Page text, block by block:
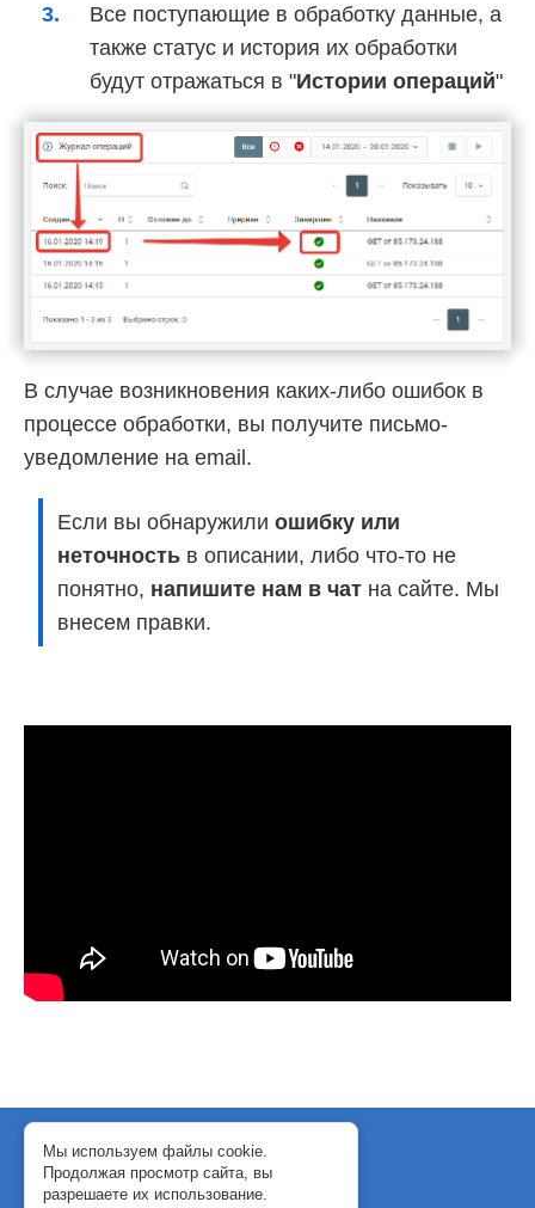
Все поступающие в обработку данные, а
также статус и история их обработки
будут отражаться в "Истории операций"
В случае возникновения каких-либо ошибок в
процессе обработки, вы получите письмо-
уведомление на email.
Если вы обнаружили ошибку или
неточность в описании, либо что-то не
понятно, напишите нам в чат на сайте. Мы
внесем правки.
© 2018-2024 WebJack
Политика конфиденциальности
Договор-оферта
Мы используем файлы cookie.
Продолжая просмотр сайта, вы
разрешаете их использование.